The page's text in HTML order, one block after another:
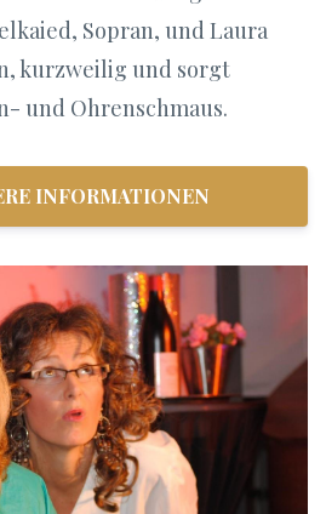
kurzweilig und sorgt
und Ohrenschmaus.
INFORMATIONEN